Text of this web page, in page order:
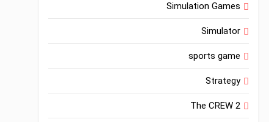
Simulation Games
Simulator
sports game
Strategy
The CREW 2